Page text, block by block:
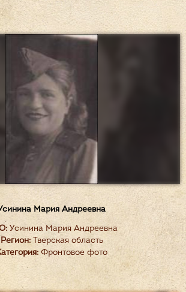
Мария Андреевна
Усинина Мария Андреевна
Регион:Тверская область
Фронтовое фото